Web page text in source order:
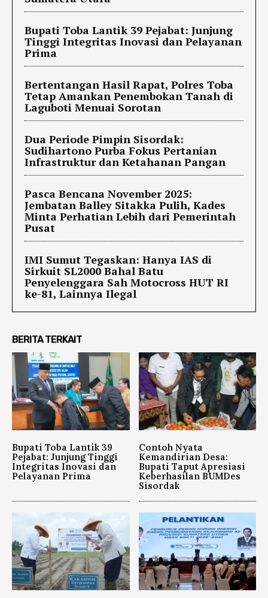
Bupati Toba Lantik 39 Pejabat: Junjung
Tinggi Integritas Inovasi dan Pelayanan
Prima
Bertentangan Hasil Rapat, Polres Toba
Tetap Amankan Penembokan Tanah di
Laguboti Menuai Sorotan
Dua Periode Pimpin Sisordak:
Sudihartono Purba Fokus Pertanian
Infrastruktur dan Ketahanan Pangan
Pasca Bencana November 2025:
Jembatan Balley Sitakka Pulih, Kades
Minta Perhatian Lebih dari Pemerintah
Pusat
IMI Sumut Tegaskan: Hanya IAS di
Sirkuit SL2000 Bahal Batu
Penyelenggara Sah Motocross HUT RI
ke-81, Lainnya Ilegal
BERITA TERKAIT
Bupati Toba Lantik 39
Pejabat: Junjung Tinggi
Integritas Inovasi dan
Pelayanan Prima
Contoh Nyata
Kemandirian Desa:
Bupati Taput Apresiasi
Keberhasilan BUMDes
Sisordak